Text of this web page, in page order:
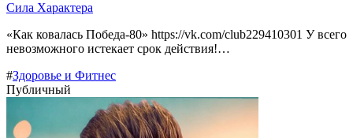
Сила Характера
«Как ковалась Победа-80» https://vk.com/club229410301 У всего
невозможного истекает срок действия!…
#Здоровье и Фитнес
Публичный